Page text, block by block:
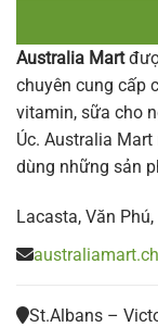
Australia Mart
chuyên cung cấp
vitamin, sữa cho
Úc. Australia
dùng những sản
Lacasta, Văn
St.Albans –